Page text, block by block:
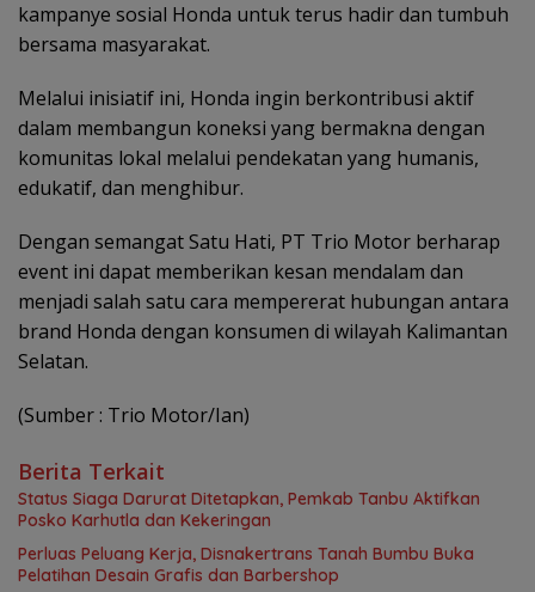
kampanye sosial Honda untuk terus hadir dan tumbuh
bersama masyarakat.
Melalui inisiatif ini, Honda ingin berkontribusi aktif
dalam membangun koneksi yang bermakna dengan
komunitas lokal melalui pendekatan yang humanis,
edukatif, dan menghibur.
Dengan semangat Satu Hati, PT Trio Motor berharap
event ini dapat memberikan kesan mendalam dan
menjadi salah satu cara mempererat hubungan antara
brand Honda dengan konsumen di wilayah Kalimantan
Selatan.
(Sumber : Trio Motor/Ian)
Berita Terkait
Status Siaga Darurat Ditetapkan, Pemkab Tanbu Aktifkan
Posko Karhutla dan Kekeringan
Perluas Peluang Kerja, Disnakertrans Tanah Bumbu Buka
Pelatihan Desain Grafis dan Barbershop